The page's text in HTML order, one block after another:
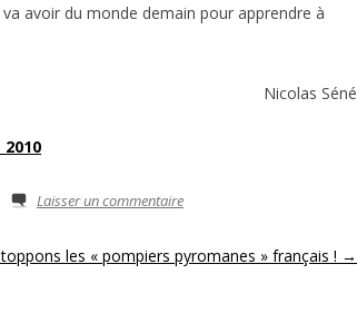
va avoir du monde demain pour apprendre à
Nicolas Séné
Laisser un commentaire
les « pompiers pyromanes » français ! →